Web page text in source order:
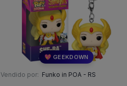
💖 GEEKDOWN
Vendido por: Funko in POA - RS